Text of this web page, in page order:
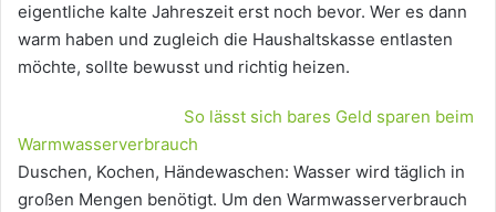
eigentliche kalte Jahreszeit erst noch bevor. Wer es dann
warm haben und zugleich die Haushaltskasse entlasten
möchte, sollte bewusst und richtig heizen.
So lässt sich bares Geld sparen beim
Warmwasserverbrauch
Duschen, Kochen, Händewaschen: Wasser wird täglich in
großen Mengen benötigt. Um den Warmwasserverbrauch